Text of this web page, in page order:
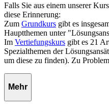
Falls Sie aus einem unserer
diese Erinnerung:
Zum Grundkurs gibt es
Hauptthemen unter
Im Vertiefungskurs gibt es 21
Spezialthemen der
um diese zu finden). Zu
Mehr